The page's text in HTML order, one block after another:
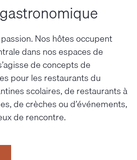
Nos hôtes occupent
dans nos espaces de
de concepts de
pour les restaurants du
scolaires, de restaurants à
de crèches ou d’événements,
de rencontre.